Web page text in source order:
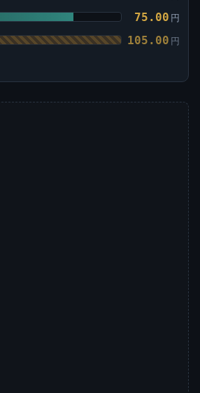
75.00 円
105.00 円